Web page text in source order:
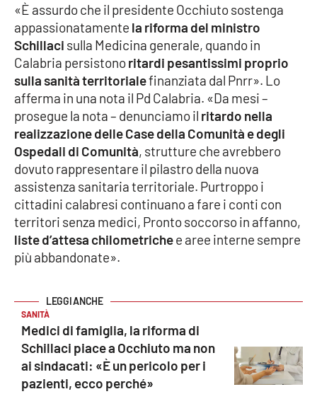
Editoriali
VIDEO
Ambiente
Cronaca
Cultura
Economia e Lavoro
Politica
Società
Sport
«È assurdo che il presidente Occhiuto sostenga
appassionatamente la riforma del ministro
Schillaci sulla Medicina generale, quando in
Calabria persistonoritardi pesantissimi proprio
sulla sanità territorialefinanziata dal Pnrr». Lo
afferma in una nota il Pd Calabria. «Da mesi –
prosegue la nota – denunciamo il ritardo nella
realizzazione delle Case della Comunità e degli
Ospedali di Comunità, strutture che avrebbero
dovuto rappresentare il pilastro della nuova
assistenza sanitaria territoriale. Purtroppo i
cittadini calabresi continuano a fare i conti con
territori senza medici, Pronto soccorso in affanno,
liste d’attesa chilometrichee aree interne sempre
più abbandonate».
SANITÀ
Medici di famiglia, la riforma di
Schillaci piace a Occhiuto ma non
ai sindacati: «È un pericolo per i
pazienti, ecco perché»